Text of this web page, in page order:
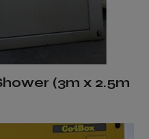
(3m x 2.5m